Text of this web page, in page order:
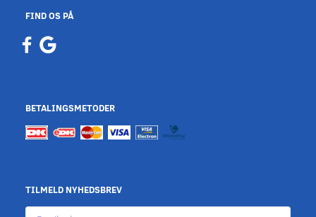
FIND OS PÅ
BETALINGSMETODER
TILMELD NYHEDSBREV
Email-